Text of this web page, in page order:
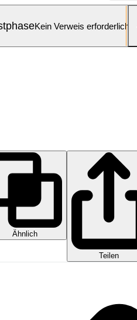
Kein Verweis erforderlich
Ähnlich
Teilen